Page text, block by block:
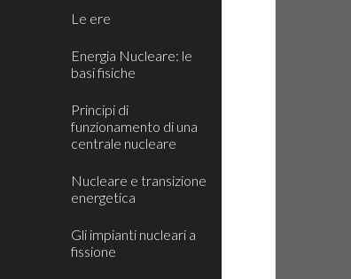
Le ere
Energia Nucleare: le
basi fisiche
Principi di
funzionamento di una
centrale nucleare
Nucleare e transizione
energetica
Gli impianti nucleari a
fissione